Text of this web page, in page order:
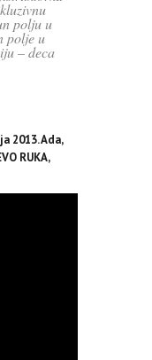
polju u
polje u
– deca
2013. Ada,
RUKA,